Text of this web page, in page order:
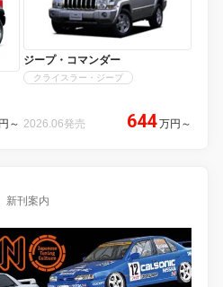
～
ジープ・コマンダー
クライスラー・ジープ
2026.06発売 644万円 ～
新刊案内